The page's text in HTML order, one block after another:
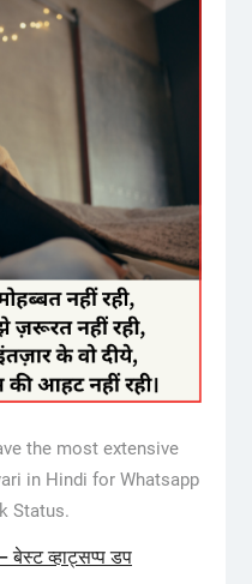
the most extensive
in Hindi for Whatsapp
Status.
व्हाट्सप्प डप